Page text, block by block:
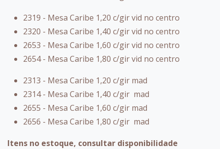
2319 - Mesa Caribe 1,20 c/gir vid no centro
2320 - Mesa Caribe 1,40 c/gir vid no centro
2653 - Mesa Caribe 1,60 c/gir vid no centro
2654 - Mesa Caribe 1,80 c/gir vid no centro
2313 - Mesa Caribe 1,20 c/gir mad
2314 - Mesa Caribe 1,40 c/gir mad
2655 - Mesa Caribe 1,60 c/gir mad
2656 - Mesa Caribe 1,80 c/gir mad
Itens no estoque, consultar disponibilidade